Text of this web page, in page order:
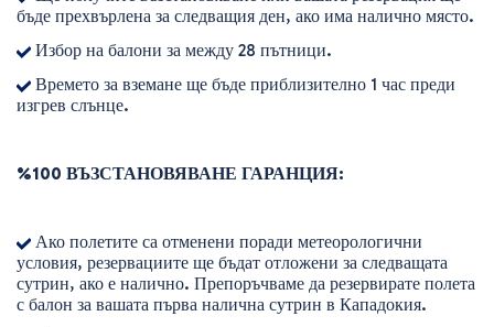
бъде прехвърлена за следващия ден, ако има налично място.
Избор на балони за между 28 пътници.
Времето за вземане ще бъде приблизително 1 час преди
изгрев слънце.
%100 ВЪЗСТАНОВЯВАНЕ ГАРАНЦИЯ:
Ако полетите са отменени поради метеорологични
условия, резервациите ще бъдат отложени за следващата
сутрин, ако е налично. Препоръчваме да резервирате полета
с балон за вашата първа налична сутрин в Кападокия.